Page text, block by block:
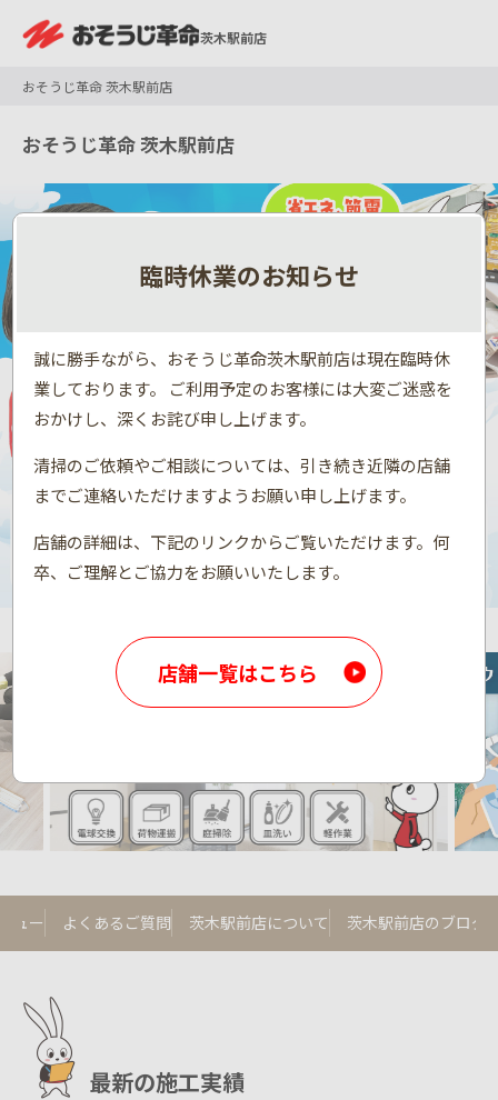
茨木駅前店
おそうじ革命 茨木駅前店
おそうじ革命 茨木駅前店
ュー よくあるご質問 茨木駅前店について 茨木駅前店のブログ
最新の施工実績
臨時休業のお知らせ
誠に勝手ながら、おそうじ革命茨木駅前店は現在臨時休
業しております。 ご利用予定のお客様には大変ご迷惑を
おかけし、深くお詫び申し上げます。
清掃のご依頼やご相談については、引き続き近隣の店舗
までご連絡いただけますようお願い申し上げます。
店舗の詳細は、下記のリンクからご覧いただけます。何
卒、ご理解とご協力をお願いいたします。
店舗一覧はこちら